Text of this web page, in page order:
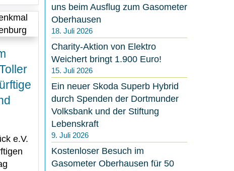
e.V.
uns beim Ausflug zum Gasometer
Oberhausen
18. Juli 2026
Charity-Aktion von Elektro
Weichert bringt 1.900 Euro!
15. Juli 2026
Ein neuer Skoda Superb Hybrid
durch Spenden der Dortmunder
Volksbank und der Stiftung
Lebenskraft
9. Juli 2026
Kostenloser Besuch im
Gasometer Oberhausen für 50